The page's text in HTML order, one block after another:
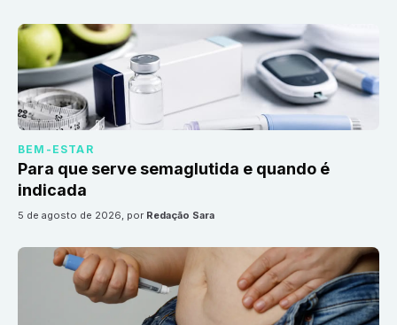
BEM-ESTAR
Para que serve semaglutida e quando é
indicada
5 de agosto de 2026, por Redação Sara